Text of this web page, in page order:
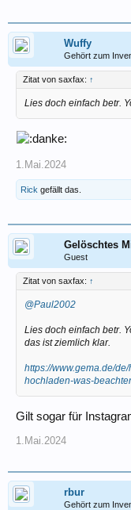
Wuffy
Gehört zum
Zitat von saxfax: ↑
Lies doch einfach betr.
1.Mai.2024
Rick gefällt das.
Gelöschtes
Guest
Zitat von saxfax: ↑
@Paul2002
Lies doch einfach betr.
das ist ziemlich klar.
https://www.gema.de/
hochladen-was-
Gilt sogar für
1.Mai.2024
rbur
Gehört zum